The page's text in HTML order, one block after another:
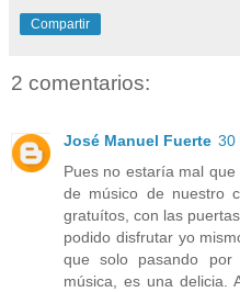
Compartir
2 comentarios:
José Manuel Fuerte 30
Pues no estaría mal
de músico de nuestro
gratuítos, con las
podido disfrutar yo
que solo pasando
música, es una delicia.